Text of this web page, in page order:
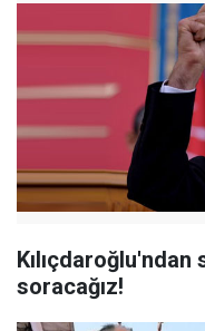
Kılıçdaroğlu'ndan
soracağız!